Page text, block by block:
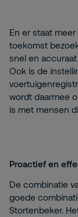
En er staat
toekomst
snel en
Ook is de
wordt daarmee
is met mensen
Proactief en
De combinatie
goede
Stortenbeker.